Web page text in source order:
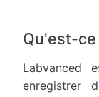
Qu'est-ce
Labvanced
enregistrer